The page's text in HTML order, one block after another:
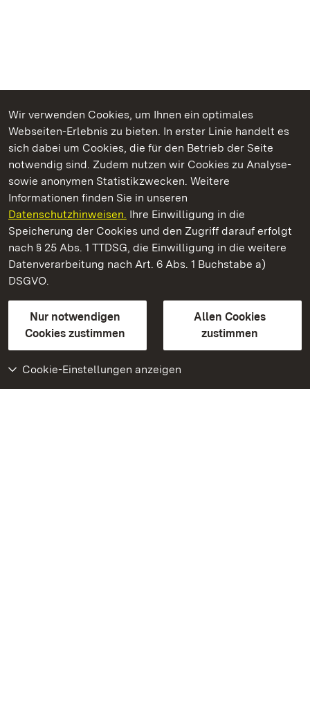
Wir verwenden Cookies, um Ihnen ein optimales
Webseiten-Erlebnis zu bieten. In erster Linie handelt es
sich dabei um Cookies, die für den Betrieb der Seite
notwendig sind. Zudem nutzen wir Cookies zu Analyse-
sowie anonymen Statistikzwecken. Weitere
Informationen finden Sie in unseren
Datenschutzhinweisen. Ihre Einwilligung in die
Speicherung der Cookies und den Zugriff darauf erfolgt
nach § 25 Abs. 1 TTDSG, die Einwilligung in die weitere
Datenverarbeitung nach Art. 6 Abs. 1 Buchstabe a)
DSGVO.
Nur notwendigen
Cookies zustimmen
Allen Cookies
zustimmen
Cookie-Einstellungen anzeigen
Kommen. Staunen. Genießen.
Staatliche Schlösser und Gärten Baden‑Württemberg
Staatliche Schlösser und Gärten Baden-Württemberg
Kontakt
GebärdenspracheLeichte Sprache
Erklärung zur Barrierefreiheit
BITV-konform (geprüfte Seiten)
Weiteres